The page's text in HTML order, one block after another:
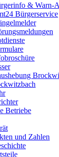
& Warn-
Bürgerservice
Betriebe
und Zahlen